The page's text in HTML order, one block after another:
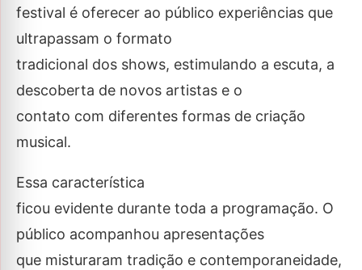
festival é oferecer ao público experiências que
ultrapassam o formato
tradicional dos shows, estimulando a escuta, a
descoberta de novos artistas e o
contato com diferentes formas de criação
musical.
Essa característica
ficou evidente durante toda a programação. O
público acompanhou apresentações
que misturaram tradição e contemporaneidade,